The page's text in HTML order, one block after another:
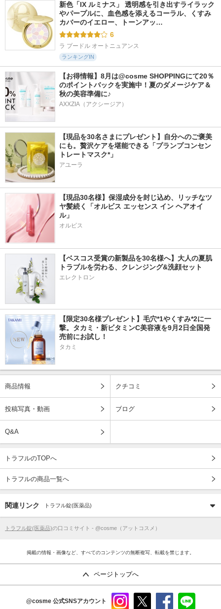
新色「IX ルミナス」 透明感を引き出すライラック
やパープルに、血色感を添えるコーラル、くすみ
カバーのイエロー、トーンアッ…
6
ラ プードル オートニュアンス
ランキングIN
【お得情報】8月は@cosme SHOPPINGにて20％
のポイントバックを実施中！夏のダメージケア＆
秋の美容準備に♪
AXXZIA（アクシージア）
【現品を30名さまにプレゼント】自分へのご褒美
にも。贅沢ケアを堪能できる「プランプコンセン
トレートマスク*」
アユーラ
【現品30名様】保湿成分を封じ込め、リッチなツ
ヤ髪続く「オルビス エッセンス イン ヘアオイ
ル」
オルビス
【ベスコス受賞の新製品を30名様へ】大人の夏肌
トラブルを労わる、クレンジング&洗顔セット
エレクトロン
【限定30名様プレゼント】毛穴*1やくすみ*2に一
撃。タカミ・新ビタミンC美容液を9月2日全国発
売前にお試し！
タカミ
商品情報 クチコミ
投稿写真・動画 ブログ
Q&A
トラフルのTOPへ
トラフルの商品一覧へ
関連リンク トラフル錠(医薬品)
トラフル錠(医薬品)の口コミサイト - @cosme（アットコスメ）
掲載の情報・画像など、すべてのコンテンツの無断複写、転載を禁じます。
ページトップへ
@cosme 公式SNSアカウント